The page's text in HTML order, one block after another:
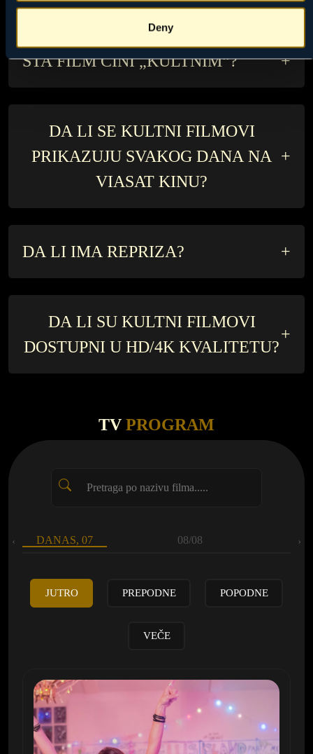
Deny
ŠTA FILM ČINI „KULTNIM“? +
DA LI SE KULTNI FILMOVI
PRIKAZUJU SVAKOG DANA NA
VIASAT KINU?
+
DA LI IMA REPRIZA? +
DA LI SU KULTNI FILMOVI
DOSTUPNI U HD/4K KVALITETU?
+
TV PROGRAM
DANAS, 07 08/08
‹ ›
JUTRO PREPODNE POPODNE
VEČE